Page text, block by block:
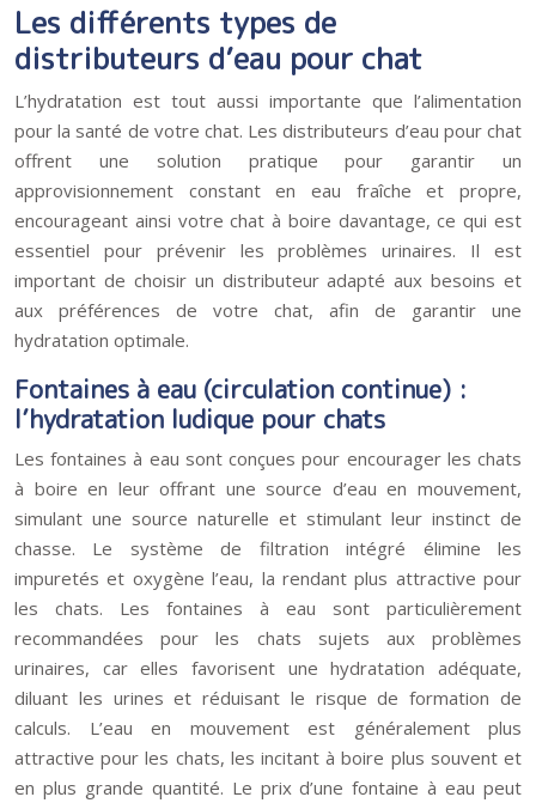
Les différents types de
distributeurs d’eau pour chat
L’hydratation est tout aussi importante que l’alimentation
pour la santé de votre chat. Les distributeurs d’eau pour chat
offrent une solution pratique pour garantir un
approvisionnement constant en eau fraîche et propre,
encourageant ainsi votre chat à boire davantage, ce qui est
essentiel pour prévenir les problèmes urinaires. Il est
important de choisir un distributeur adapté aux besoins et
aux préférences de votre chat, afin de garantir une
hydratation optimale.
Fontaines à eau (circulation continue) :
l’hydratation ludique pour chats
Les fontaines à eau sont conçues pour encourager les chats
à boire en leur offrant une source d’eau en mouvement,
simulant une source naturelle et stimulant leur instinct de
chasse. Le système de filtration intégré élimine les
impuretés et oxygène l’eau, la rendant plus attractive pour
les chats. Les fontaines à eau sont particulièrement
recommandées pour les chats sujets aux problèmes
urinaires, car elles favorisent une hydratation adéquate,
diluant les urines et réduisant le risque de formation de
calculs. L’eau en mouvement est généralement plus
attractive pour les chats, les incitant à boire plus souvent et
en plus grande quantité. Le prix d’une fontaine à eau peut